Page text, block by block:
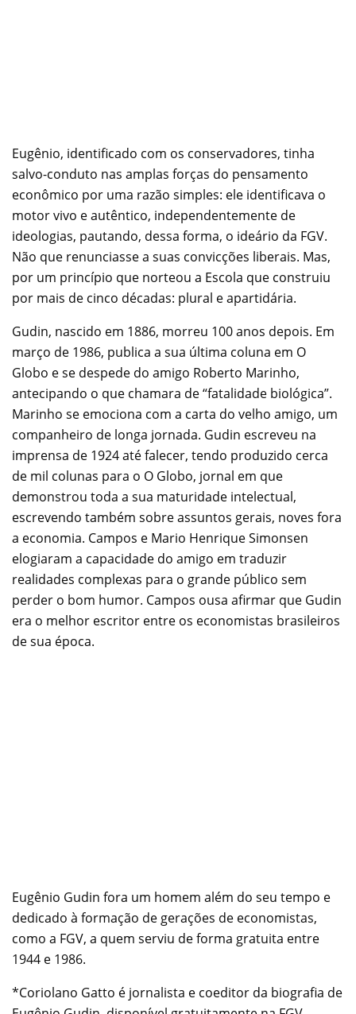
Eugênio, identificado com os conservadores, tinha
salvo-conduto nas amplas forças do pensamento
econômico por uma razão simples: ele identificava o
motor vivo e autêntico, independentemente de
ideologias, pautando, dessa forma, o ideário da FGV.
Não que renunciasse a suas convicções liberais. Mas,
por um princípio que norteou a Escola que construiu
por mais de cinco décadas: plural e apartidária.
Gudin, nascido em 1886, morreu 100 anos depois. Em
março de 1986, publica a sua última coluna em O
Globo e se despede do amigo Roberto Marinho,
antecipando o que chamara de “fatalidade biológica”.
Marinho se emociona com a carta do velho amigo, um
companheiro de longa jornada. Gudin escreveu na
imprensa de 1924 até falecer, tendo produzido cerca
de mil colunas para o O Globo, jornal em que
demonstrou toda a sua maturidade intelectual,
escrevendo também sobre assuntos gerais, noves fora
a economia. Campos e Mario Henrique Simonsen
elogiaram a capacidade do amigo em traduzir
realidades complexas para o grande público sem
perder o bom humor. Campos ousa afirmar que Gudin
era o melhor escritor entre os economistas brasileiros
de sua época.
Eugênio Gudin fora um homem além do seu tempo e
dedicado à formação de gerações de economistas,
como a FGV, a quem serviu de forma gratuita entre
1944 e 1986.
*Coriolano Gatto é jornalista e coeditor da biografia de